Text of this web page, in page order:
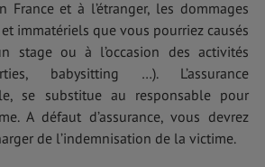
France et à l’étranger, les dommages
immatériels que vous pourriez causés
stage ou à l’occasion des activités
babysitting …). L’assurance
se substitue au responsable pour
A défaut d’assurance, vous devrez
de l’indemnisation de la victime.